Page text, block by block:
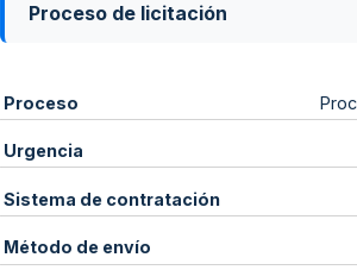
Proceso de licitación
Proceso
Urgencia
Sistema de contratación
Método de envío